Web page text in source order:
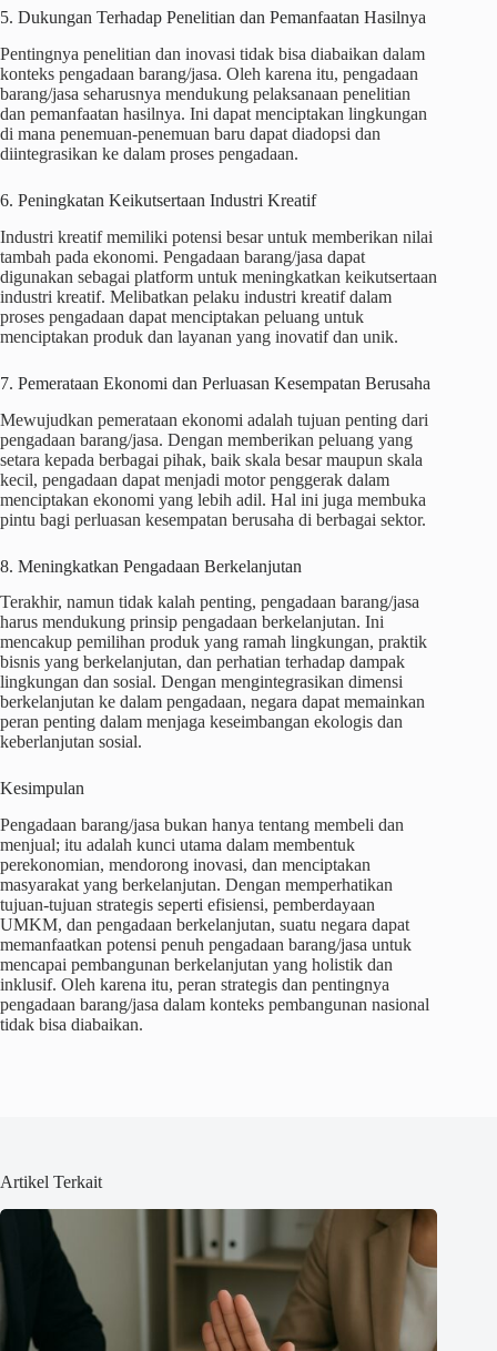
5. Dukungan Terhadap Penelitian dan Pemanfaatan Hasilnya
Pentingnya penelitian dan inovasi tidak bisa diabaikan dalam
konteks pengadaan barang/jasa. Oleh karena itu, pengadaan
barang/jasa seharusnya mendukung pelaksanaan penelitian
dan pemanfaatan hasilnya. Ini dapat menciptakan lingkungan
di mana penemuan-penemuan baru dapat diadopsi dan
diintegrasikan ke dalam proses pengadaan.
6. Peningkatan Keikutsertaan Industri Kreatif
Industri kreatif memiliki potensi besar untuk memberikan nilai
tambah pada ekonomi. Pengadaan barang/jasa dapat
digunakan sebagai platform untuk meningkatkan keikutsertaan
industri kreatif. Melibatkan pelaku industri kreatif dalam
proses pengadaan dapat menciptakan peluang untuk
menciptakan produk dan layanan yang inovatif dan unik.
7. Pemerataan Ekonomi dan Perluasan Kesempatan Berusaha
Mewujudkan pemerataan ekonomi adalah tujuan penting dari
pengadaan barang/jasa. Dengan memberikan peluang yang
setara kepada berbagai pihak, baik skala besar maupun skala
kecil, pengadaan dapat menjadi motor penggerak dalam
menciptakan ekonomi yang lebih adil. Hal ini juga membuka
pintu bagi perluasan kesempatan berusaha di berbagai sektor.
8. Meningkatkan Pengadaan Berkelanjutan
Terakhir, namun tidak kalah penting, pengadaan barang/jasa
harus mendukung prinsip pengadaan berkelanjutan. Ini
mencakup pemilihan produk yang ramah lingkungan, praktik
bisnis yang berkelanjutan, dan perhatian terhadap dampak
lingkungan dan sosial. Dengan mengintegrasikan dimensi
berkelanjutan ke dalam pengadaan, negara dapat memainkan
peran penting dalam menjaga keseimbangan ekologis dan
keberlanjutan sosial.
Kesimpulan
Pengadaan barang/jasa bukan hanya tentang membeli dan
menjual; itu adalah kunci utama dalam membentuk
perekonomian, mendorong inovasi, dan menciptakan
masyarakat yang berkelanjutan. Dengan memperhatikan
tujuan-tujuan strategis seperti efisiensi, pemberdayaan
UMKM, dan pengadaan berkelanjutan, suatu negara dapat
memanfaatkan potensi penuh pengadaan barang/jasa untuk
mencapai pembangunan berkelanjutan yang holistik dan
inklusif. Oleh karena itu, peran strategis dan pentingnya
pengadaan barang/jasa dalam konteks pembangunan nasional
tidak bisa diabaikan.
Artikel Terkait